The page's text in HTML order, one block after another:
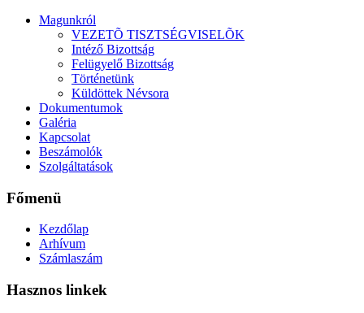
Magunkról
VEZETÕ TISZTSÉGVISELÕK
Intéző Bizottság
Felügyelő Bizottság
Történetünk
Küldöttek Névsora
Dokumentumok
Galéria
Kapcsolat
Beszámolók
Szolgáltatások
Főmenü
Kezdőlap
Arhívum
Számlaszám
Hasznos linkek